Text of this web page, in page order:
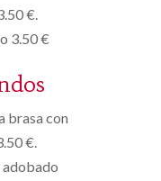
€.
3.50 €
brasa con
€.